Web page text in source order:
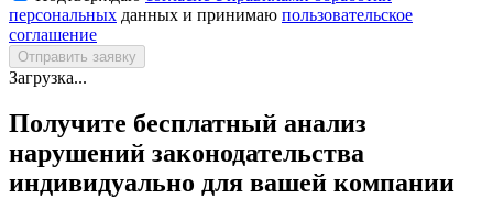
персональных данных и принимаю пользовательское
соглашение
Отправить заявку
Загрузка...
Получите бесплатный анализ
нарушений законодательства
индивидуально для вашей компании